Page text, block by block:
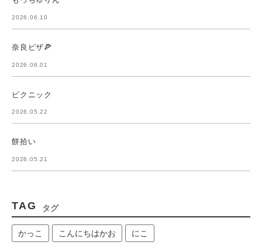
2026.06.10
奈良ピザ🍕
2026.06.01
ピクニック
2026.05.22
餅拾い
2026.05.21
TAG タグ
かっこ こんにちはかお にこ